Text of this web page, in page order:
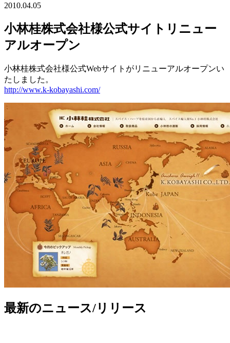
2010.04.05
小林桂株式会社様公式サイトリニュー
アルオープン
小林桂株式会社様公式Webサイトがリニューアルオープンい
たしました。
http://www.k-kobayashi.com/
最新のニュース/リリース